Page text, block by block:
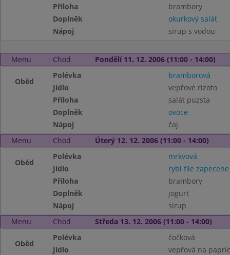
Příloha
brambory
Doplněk
okurkový salát
Nápoj
sirup s vodou
Menu Chod Pondělí 11. 12. 2006 (11:00 - 14:00)
Oběd
Polévka
bramborová
Jídlo
vepřové rizoto
Příloha
salát puzsta
Doplněk
ovoce
Nápoj
čaj
Menu
Chod Úterý 12. 12. 2006 (11:00 - 14:00)
Oběd
Polévka
mrkvová
Jídlo
rybi file zapecene
Příloha
brambory
Doplněk
jogurt
Nápoj
sirup
Menu
Chod Středa 13. 12. 2006 (11:00 - 14:00)
Oběd
Polévka
čočková
Jídlo
vepřová na